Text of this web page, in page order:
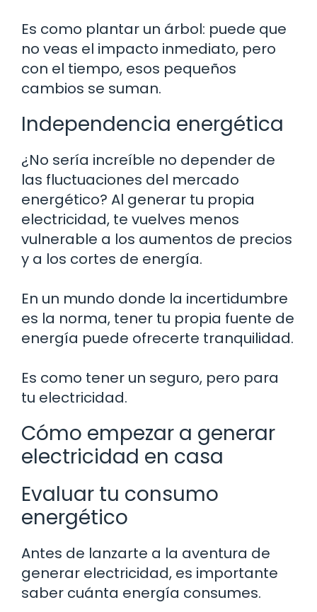
Es como plantar un árbol: puede que
no veas el impacto inmediato, pero
con el tiempo, esos pequeños
cambios se suman.
Independencia energética
¿No sería increíble no depender de
las fluctuaciones del mercado
energético? Al generar tu propia
electricidad, te vuelves menos
vulnerable a los aumentos de precios
y a los cortes de energía.
En un mundo donde la incertidumbre
es la norma, tener tu propia fuente de
energía puede ofrecerte tranquilidad.
Es como tener un seguro, pero para
tu electricidad.
Cómo empezar a generar
electricidad en casa
Evaluar tu consumo
energético
Antes de lanzarte a la aventura de
generar electricidad, es importante
saber cuánta energía consumes.